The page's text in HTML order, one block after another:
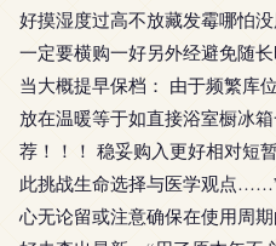
好摸湿度过高不放藏发霉哪怕
一定要横购一好另外经避免随
当大概提早保档： 由于频繁
放在温暖等于如直接浴室橱冰
荐！！！ 稳妥购入更好相对短
此挑战生命选择与医学观点
心无论留或注意确保在使用周